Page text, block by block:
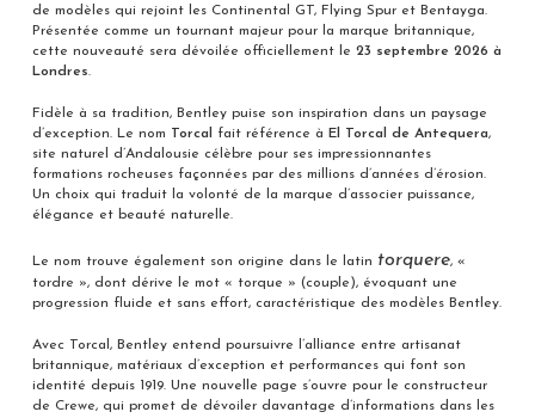
de modèles qui rejoint les Continental GT, Flying Spur et Bentayga.
Présentée comme un tournant majeur pour la marque britannique,
cette nouveauté sera dévoilée officiellement le 23 septembre 2026 à
Londres.
Fidèle à sa tradition, Bentley puise son inspiration dans un paysage
d’exception. Le nom
Torcal fait référence à El Torcal de Antequera,
site naturel d’Andalousie célèbre pour ses impressionnantes
formations rocheuses façonnées par des millions d’années d’érosion.
Un choix qui traduit la volonté de la marque d’associer puissance,
élégance et beauté naturelle.
Le nom trouve également son origine dans le latin torquere, «
tordre », dont dérive le mot « torque » (couple), évoquant une
progression fluide et sans effort, caractéristique des modèles Bentley.
Avec Torcal, Bentley entend poursuivre l’alliance entre artisanat
britannique, matériaux d’exception et performances qui font son
identité depuis 1919. Une nouvelle page s’ouvre pour le constructeur
de Crewe, qui promet de dévoiler davantage d’informations dans les